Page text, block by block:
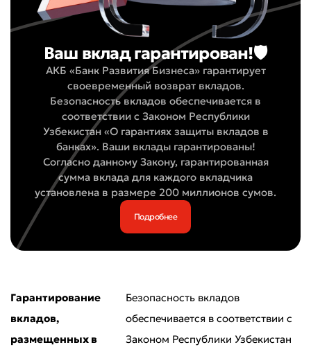
Ваш вклад гарантирован!🛡️
АКБ «Банк Развития Бизнеса» гарантирует
своевременный возврат вкладов.
Безопасность вкладов обеспечивается в
соответствии с Законом Республики
Узбекистан «О гарантиях защиты вкладов в
банках». Ваши вклады гарантированы!
Согласно данному Закону, гарантированная
сумма вклада для каждого вкладчика
установлена в размере 200 миллионов сумов.
Подробнее
Гарантирование
вкладов,
размещенных в
Безопасность вкладов
обеспечивается в соответствии с
Законом Республики Узбекистан